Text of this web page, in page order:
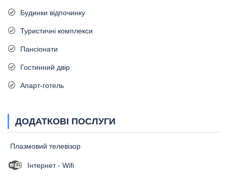
Будинки відпочинку
Туристичні комплекси
Пансіонати
Гостинний двір
Апарт-готель
ДОДАТКОВІ ПОСЛУГИ
Плазмовий телевізор
Інтернет - Wifi